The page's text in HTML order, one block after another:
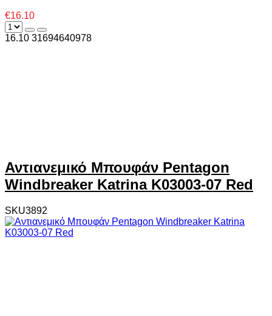
€16.10
16.10 31694640978
Αντιανεμικό Μπουφάν Pentagon
Windbreaker Katrina K03003-07 Red
SKU3892